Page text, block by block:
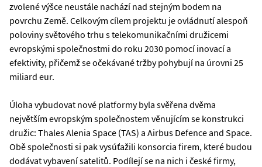
zvolené výšce neustále nachází nad stejným bodem na
povrchu Země. Celkovým cílem projektu je ovládnutí alespoň
poloviny světového trhu s telekomunikačními družicemi
evropskými společnostmi do roku 2030 pomocí inovací a
efektivity, přičemž se očekávané tržby pohybují na úrovni 25
miliard eur.
Úloha vybudovat nové platformy byla svěřena dvěma
největším evropským společnostem věnujícím se konstrukci
družic: Thales Alenia Space (TAS) a Airbus Defence and Space.
Obě společnosti si pak vysúťažili konsorcia firem, které budou
dodávat vybavení satelitů. Podílejí se na nich i české firmy,